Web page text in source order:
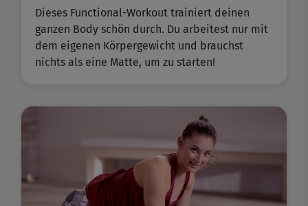
Dieses Functional-Workout trainiert deinen
ganzen Body schön durch. Du arbeitest nur mit
dem eigenen Körpergewicht und brauchst
nichts als eine Matte, um zu starten!